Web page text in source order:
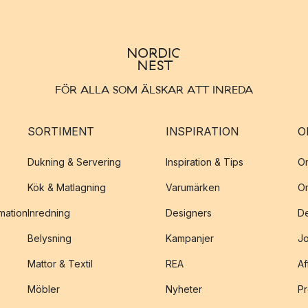
FÖR ALLA SOM ÄLSKAR ATT INREDA
SORTIMENT
Dukning & Servering
Kök & Matlagning
Inredning
Belysning
Mattor & Textil
Möbler
INSPIRATION
Inspiration & Tips
Varumärken
Designers
Kampanjer
REA
Nyheter